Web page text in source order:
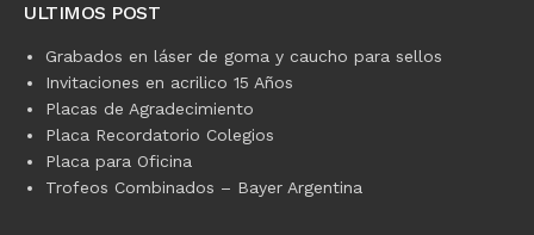
ULTIMOS POST
Grabados en láser de goma y caucho para sellos
Invitaciones en acrilico 15 Años
Placas de Agradecimiento
Placa Recordatorio Colegios
Placa para Oficina
Trofeos Combinados – Bayer Argentina